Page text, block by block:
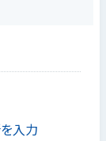
入力